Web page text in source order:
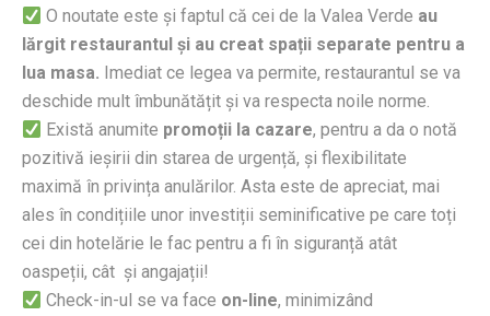
O noutate este și faptul că cei de la Valea Verde au
lărgit restaurantul și au creat spații separate pentru a
lua masa. Imediat ce legea va permite, restaurantul se va
deschide mult îmbunătățit și va respecta noile norme.
Există anumite promoții la cazare, pentru a da o notă
pozitivă ieșirii din starea de urgență, și flexibilitate
maximă în privința anulărilor. Asta este de apreciat, mai
ales în condițiile unor investiții seminificative pe care toți
cei din hotelărie le fac pentru a fi în siguranță atât
oaspeții, cât și angajații!
Check-in-ul se va face on-line, minimizând